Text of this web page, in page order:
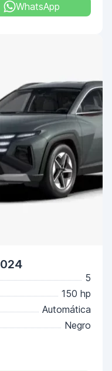
WhatsApp
5
150 hp
Automática
Negro